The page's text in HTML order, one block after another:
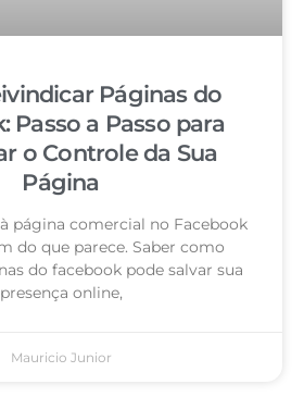
Páginas do
Passo a Passo para
o Controle da Sua
Página
página comercial no Facebook
do que parece. Saber como
do facebook pode salvar sua
presença online,
Mauricio Junior